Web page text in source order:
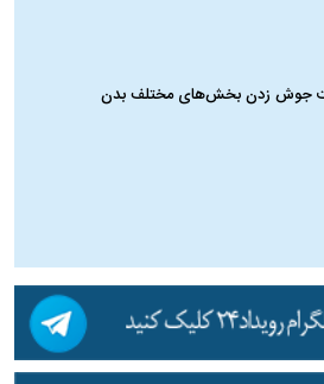
جوش زدن بخش‌های مختلف بدن